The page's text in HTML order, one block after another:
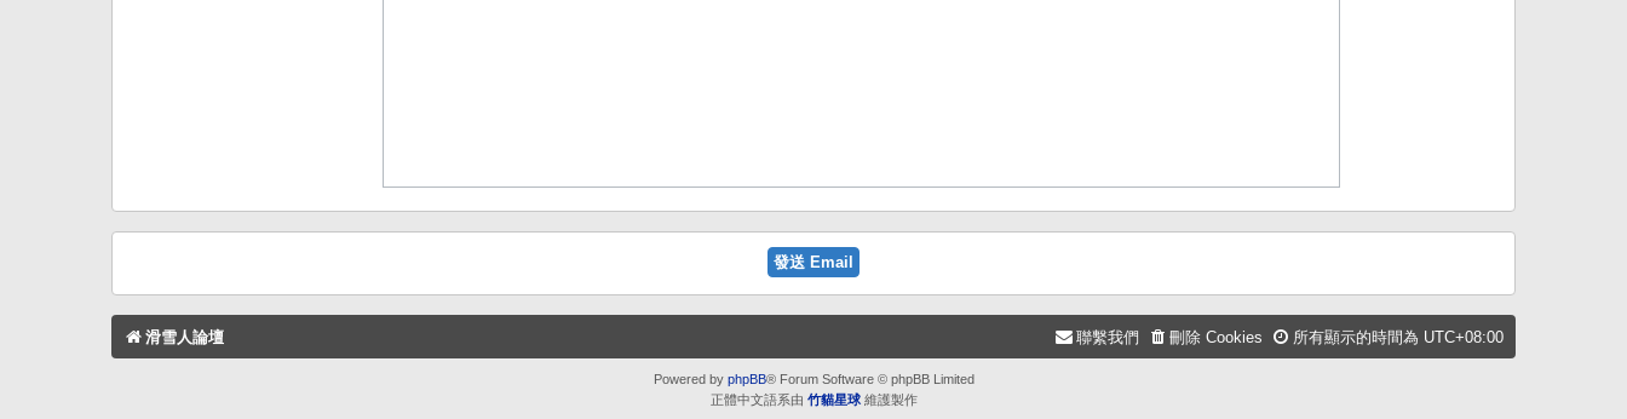
滑雪人論壇 所有顯示的時間為 UTC+08:00
刪除 Cookies
聯繫我們
Powered by phpBB® Forum Software © phpBB Limited
正體中文語系由 竹貓星球維護製作